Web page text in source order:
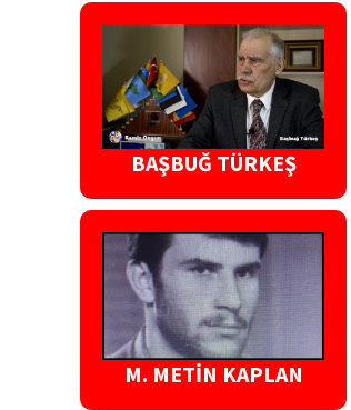
BAŞBUĞ TÜRKEŞ
M. METİN KAPLAN